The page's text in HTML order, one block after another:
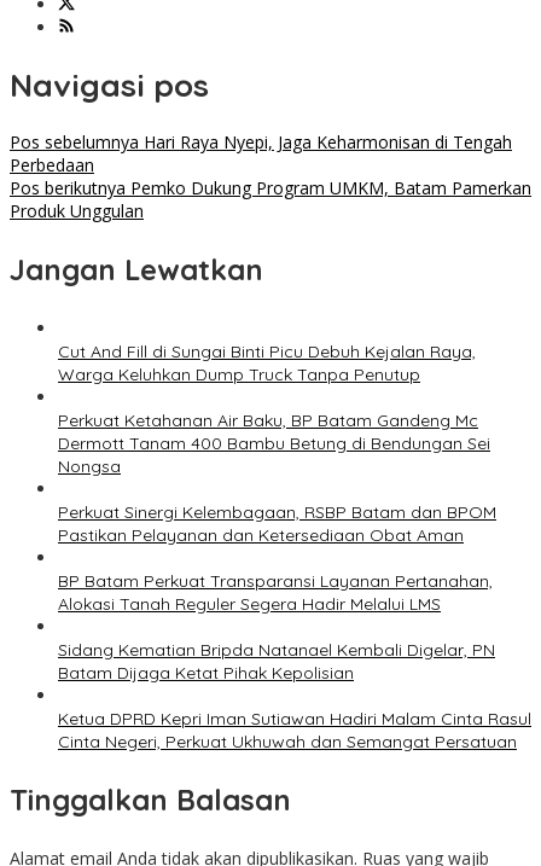
Navigasi pos
Pos sebelumnya Hari Raya Nyepi, Jaga Keharmonisan di Tengah
Perbedaan
Pos berikutnya Pemko Dukung Program UMKM, Batam Pamerkan
Produk Unggulan
Jangan Lewatkan
Cut And Fill di Sungai Binti Picu Debuh Kejalan Raya,
Warga Keluhkan Dump Truck Tanpa Penutup
Perkuat Ketahanan Air Baku, BP Batam Gandeng Mc
Dermott Tanam 400 Bambu Betung di Bendungan Sei
Nongsa
Perkuat Sinergi Kelembagaan, RSBP Batam dan BPOM
Pastikan Pelayanan dan Ketersediaan Obat Aman
BP Batam Perkuat Transparansi Layanan Pertanahan,
Alokasi Tanah Reguler Segera Hadir Melalui LMS
Sidang Kematian Bripda Natanael Kembali Digelar, PN
Batam Dijaga Ketat Pihak Kepolisian
Ketua DPRD Kepri Iman Sutiawan Hadiri Malam Cinta Rasul
Cinta Negeri, Perkuat Ukhuwah dan Semangat Persatuan
Tinggalkan Balasan
Alamat email Anda tidak akan dipublikasikan. Ruas yang wajib